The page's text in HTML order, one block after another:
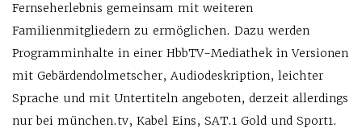
Fernseherlebnis gemeinsam mit weiteren
Familienmitgliedern zu ermöglichen. Dazu werden
Programminhalte in einer HbbTV-Mediathek in Versionen
mit Gebärdendolmetscher, Audiodeskription, leichter
Sprache und mit Untertiteln angeboten, derzeit allerdings
nur bei münchen.tv, Kabel Eins, SAT.1 Gold und Sport1.